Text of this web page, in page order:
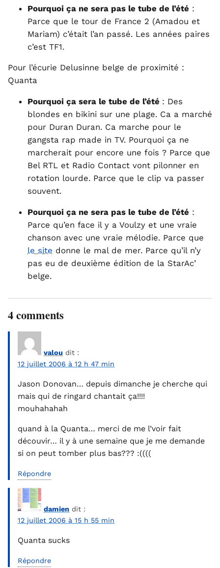
Pourquoi ça ne sera pas le tube de l’été :
Parce que le tour de France 2 (Amadou et
Mariam) c’était l’an passé. Les années paires
c’est TF1.
Pour l’écurie Delusinne belge de proximité :
Quanta
Pourquoi ça sera le tube de l’été : Des
blondes en bikini sur une plage. Ca a marché
pour Duran Duran. Ca marche pour le
gangsta rap made in TV. Pourquoi ça ne
marcherait pour encore une fois ? Parce que
Bel RTL et Radio Contact vont pilonner en
rotation lourde. Parce que le clip va passer
souvent.
Pourquoi ça ne sera pas le tube de l’été :
Parce qu’en face il y a Voulzy et une vraie
chanson avec une vraie mélodie. Parce que
le site donne le mal de mer. Parce qu’il n’y
pas eu de deuxième édition de la StarAc’
belge.
4 comments
valou dit :
12 juillet 2006 à 12 h 47 min
Jason Donovan… depuis dimanche je cherche qui
mais qui de ringard chantait ça!!!!
mouhahahah
quand à la Quanta… merci de me l’voir fait
découvir… il y à une semaine que je me demande
si on peut tomber plus bas??? :((((
Répondre
damien dit :
12 juillet 2006 à 15 h 55 min
Quanta sucks
Répondre